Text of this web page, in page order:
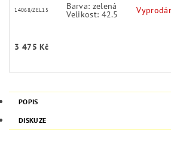
14068/ZEL15 Barva: zelená
Velikost: 42.5
3 475 Kč
POPIS
DISKUZE